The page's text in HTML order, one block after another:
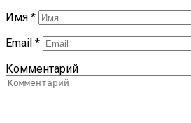
Имя *
Email *
Комментарий